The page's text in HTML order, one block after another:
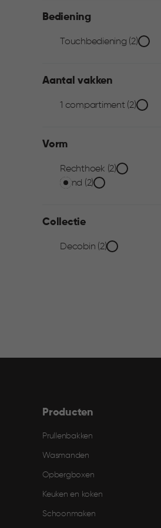
filter
Bediening
Bediening
filter
Touchbediening (2)
Aantal vakken
Aantal
vakken
filter
1 compartiment (2)
Vorm
Vorm
Rechthoek (2)
Rond (2)
Collectie
Collectie
Decobin (2)
Producten
Prullenbakken
Wasmanden
Opbergboxen
Keuken en koken
Schoonmaken